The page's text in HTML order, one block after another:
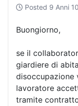
Posted 9 Anni
Buongiorno,
se il
giardiere di
disoccupazione
lavoratore
tramite